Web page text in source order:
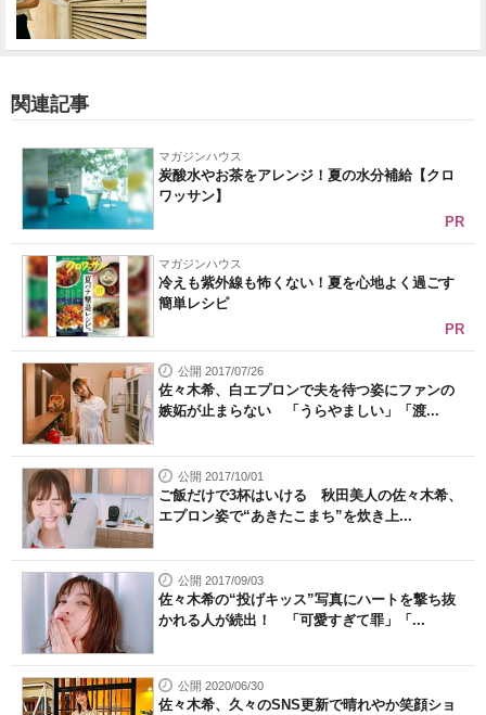
関連記事
マガジンハウス
炭酸水やお茶をアレンジ！夏の水分補給【クロ
ワッサン】
PR
マガジンハウス
冷えも紫外線も怖くない！夏を心地よく過ごす
簡単レシピ
PR
公開 2017/07/26
佐々木希、白エプロンで夫を待つ姿にファンの
嫉妬が止まらない 「うらやましい」「渡...
公開 2017/10/01
ご飯だけで3杯はいける 秋田美人の佐々木希、
エプロン姿で“あきたこまち”を炊き上...
公開 2017/09/03
佐々木希の“投げキッス”写真にハートを撃ち抜
かれる人が続出！ 「可愛すぎて罪」「...
公開 2020/06/30
佐々木希、久々のSNS更新で晴れやか笑顔ショ